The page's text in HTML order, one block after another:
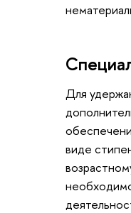
Для
виде